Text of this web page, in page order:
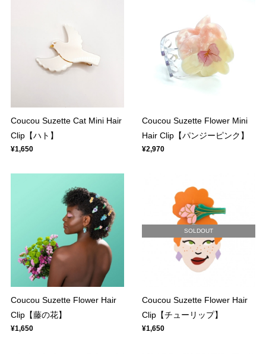
Coucou Suzette Cat Mini Hair
Clip【ハト】
¥1,650
Coucou Suzette Flower Mini
Hair Clip【パンジーピンク】
¥2,970
Coucou Suzette Flower Hair
Clip【藤の花】
¥1,650
SOLDOUT
Coucou Suzette Flower Hair
Clip【チューリップ】
¥1,650